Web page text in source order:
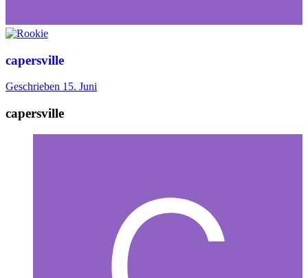
capersville
Geschrieben 15. Juni
capersville